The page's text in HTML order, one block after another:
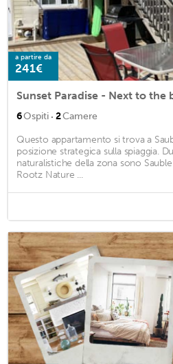
a partire da
241€
6Ospiti · 2Camere
Questo appartamento si trova a
posizione strategica sulla spiaggia.
naturalistiche della zona sono
Rootz Nature ...